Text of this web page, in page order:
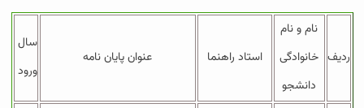
ردیف
نام و نام
خانوادگی
دانشجو
استاد راهنما عنوان پایان نامه
سال
ورود